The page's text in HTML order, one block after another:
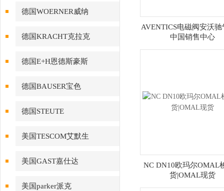
德国WOERNER威纳
德国KRACHT克拉克
德国E+H恩德斯豪斯
德国BAUSER宝色
德国STEUTE
美国TESCOM艾默生
美国GAST嘉仕达
美国parker派克
AVENTICS电磁阀安沃驰
中国销售中心
NC DN10欧玛尔OMAL
货|OMAL现货